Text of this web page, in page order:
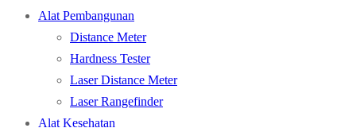
Alat Pembangunan
Distance Meter
Hardness Tester
Laser Distance Meter
Laser Rangefinder
Alat Kesehatan